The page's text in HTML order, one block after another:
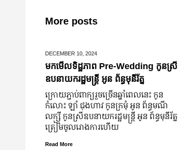
More posts
DECEMBER 10, 2024
មកមើលទិដ្ឋភាព Pre-Wedding កូនស្រី
ឧបនាយករដ្ឋមន្រ្តី អូន ព័ន្ធមុនីរ័ត្ន
ក្រោយ​ភ្ជាប់​ពាក្យ​រួច​ច្រើន​ឆ្នាំ​ពេលនេះ កូន
កំលោះ ឡាំ ជុងហាវ កូនក្រមុំ អូន ព័ន្ធមណី
លក្ស្មី កូនស្រី​ឧបនាយករដ្ឋមន្ត្រី អូន ព័ន្ធមុនីរ័ត្ន
ត្រៀម​ចូល​រោងការ​ហើយ
Read More